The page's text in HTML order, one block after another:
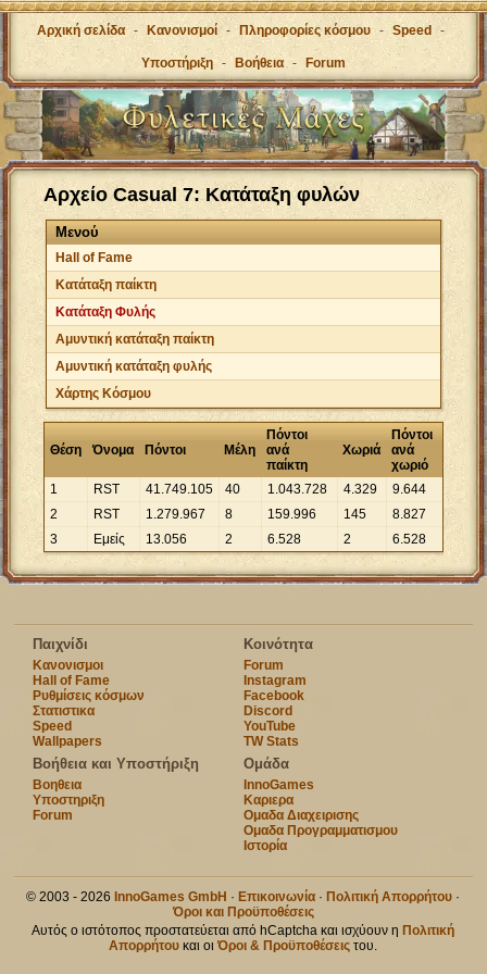
Αρχική σελίδα - Κανονισμοί - Πληροφορίες κόσμου - Speed -
Υποστήριξη - Βοήθεια - Forum
Αρχείο Casual 7: Κατάταξη φυλών
Μενού
Hall of Fame
Κατάταξη παίκτη
Κατάταξη Φυλής
Αμυντική κατάταξη παίκτη
Αμυντική κατάταξη φυλής
Χάρτης Κόσμου
Θέση Όνομα Πόντοι Μέλη
Πόντοι
ανά
παίκτη
Χωριά
Πόντοι
ανά
χωριό
1
RST 41.749.105 40 1.043.728 4.329 9.644
2
RSΤ 1.279.967 8 159.996 145 8.827
3
Εμείς 13.056 2 6.528 2 6.528
Παιχνίδι
Κανονισμοι
Hall of Fame
Ρυθμίσεις κόσμων
Στατιστικα
Speed
Wallpapers
Κοινότητα
Forum
Instagram
Facebook
Discord
YouTube
TW Stats
Βοήθεια και Υποστήριξη
Βοηθεια
Υποστηριξη
Forum
Ομάδα
InnoGames
Καριερα
Ομαδα Διαχειρισης
Ομαδα Προγραμματισμου
Ιστορία
© 2003 - 2026 InnoGames GmbH · Επικοινωνία · Πολιτική Απορρήτου ·
Όροι και Προϋποθέσεις
Αυτός ο ιστότοπος προστατεύεται από hCaptcha και ισχύουν η Πολιτική
Απορρήτου και οιΌροι & Προϋποθέσεις του.